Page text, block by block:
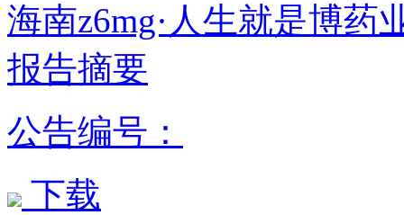
海南z6mg·人生就是博药
报告摘要
公告编号：
下载